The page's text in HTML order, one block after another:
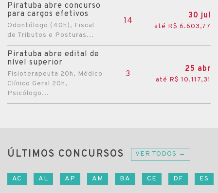
Piratuba abre concurso
para cargos efetivos
Odontólogo (40h), Fiscal
de Tributos e Posturas...
14
30 jul
até R$ 6.603,77
Piratuba abre edital de
nível superior
Fisioterapeuta 20h, Médico
Clínico Geral 20h,
Psicólogo...
3
25 abr
até R$ 10.117,31
ÚLTIMOS CONCURSOS VER TODOS →
AC AL AP AM BA CE DF ES